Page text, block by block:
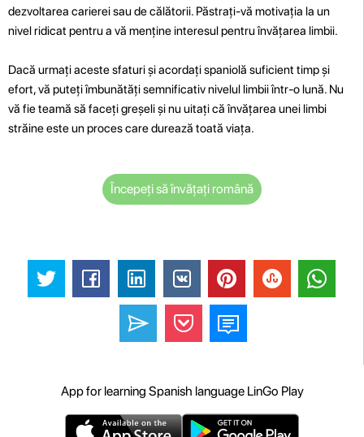
dezvoltarea carierei sau de călătorii. Păstrați-vă motivația la un
nivel ridicat pentru a vă menține interesul pentru învățarea limbii.
Dacă urmați aceste sfaturi și acordați spaniolă suficient timp și
efort, vă puteți îmbunătăți semnificativ nivelul limbii într-o lună. Nu
vă fie teamă să faceți greșeli și nu uitați că învățarea unei limbi
străine este un proces care durează toată viața.
Începeți să învățați română
App for learning Spanish language LinGo Play